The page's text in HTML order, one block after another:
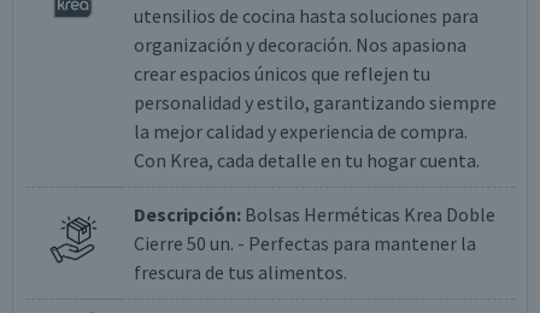
utensilios de cocina hasta soluciones para
organización y decoración. Nos apasiona
crear espacios únicos que reflejen tu
personalidad y estilo, garantizando siempre
la mejor calidad y experiencia de compra.
Con Krea, cada detalle en tu hogar cuenta.
Descripción: Bolsas Herméticas Krea Doble
Cierre 50 un. - Perfectas para mantener la
frescura de tus alimentos.